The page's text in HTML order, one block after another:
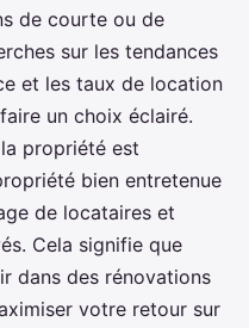
de courte ou de
sur les tendances
et les taux de location
un choix éclairé.
propriété est
bien entretenue
de locataires et
Cela signifie que
dans des rénovations
votre retour sur